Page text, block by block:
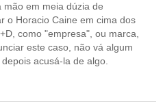
em meia dúzia de
o Horacio Caine em cima dos
como "empresa", ou marca,
este caso, não vá algum
acusá-la de algo.